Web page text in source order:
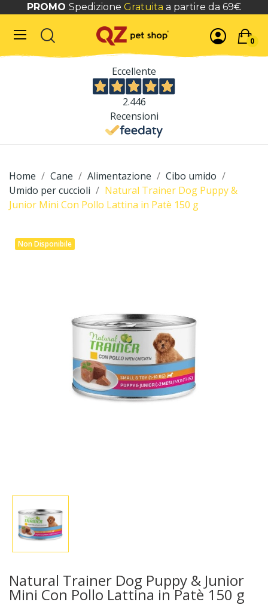
PROMO Spedizione Gratuita a partire da 69€
0
Eccellente
2.446
Recensioni
Home Cane Alimentazione
Cibo umido
Umido per cuccioli
Natural Trainer Dog Puppy &
Junior Mini Con Pollo Lattina in Patè 150 g
Non Disponibile
Natural Trainer Dog Puppy & Junior
Mini Con Pollo Lattina in Patè 150 g